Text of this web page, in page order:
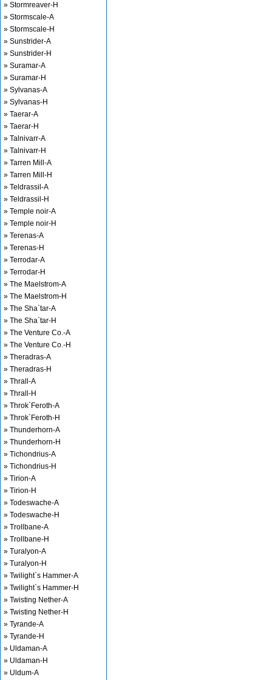
» Stormreaver-H
» Stormscale-A
» Stormscale-H
» Sunstrider-A
» Sunstrider-H
» Suramar-A
» Suramar-H
» Sylvanas-A
» Sylvanas-H
» Taerar-A
» Taerar-H
» Talnivarr-A
» Talnivarr-H
» Tarren Mill-A
» Tarren Mill-H
» Teldrassil-A
» Teldrassil-H
» Temple noir-A
» Temple noir-H
» Terenas-A
» Terenas-H
» Terrodar-A
» Terrodar-H
» The Maelstrom-A
» The Maelstrom-H
» The Sha`tar-A
» The Sha`tar-H
» The Venture Co.-A
» The Venture Co.-H
» Theradras-A
» Theradras-H
» Thrall-A
» Thrall-H
» Throk`Feroth-A
» Throk`Feroth-H
» Thunderhorn-A
» Thunderhorn-H
» Tichondrius-A
» Tichondrius-H
» Tirion-A
» Tirion-H
» Todeswache-A
» Todeswache-H
» Trollbane-A
» Trollbane-H
» Turalyon-A
» Turalyon-H
» Twilight`s Hammer-A
» Twilight`s Hammer-H
» Twisting Nether-A
» Twisting Nether-H
» Tyrande-A
» Tyrande-H
» Uldaman-A
» Uldaman-H
» Uldum-A